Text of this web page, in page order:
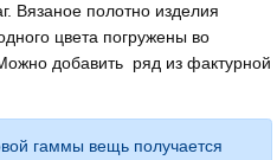
Вязаное полотно изделия
цвета погружены во
добавить ряд из фактурной
гаммы вещь получается